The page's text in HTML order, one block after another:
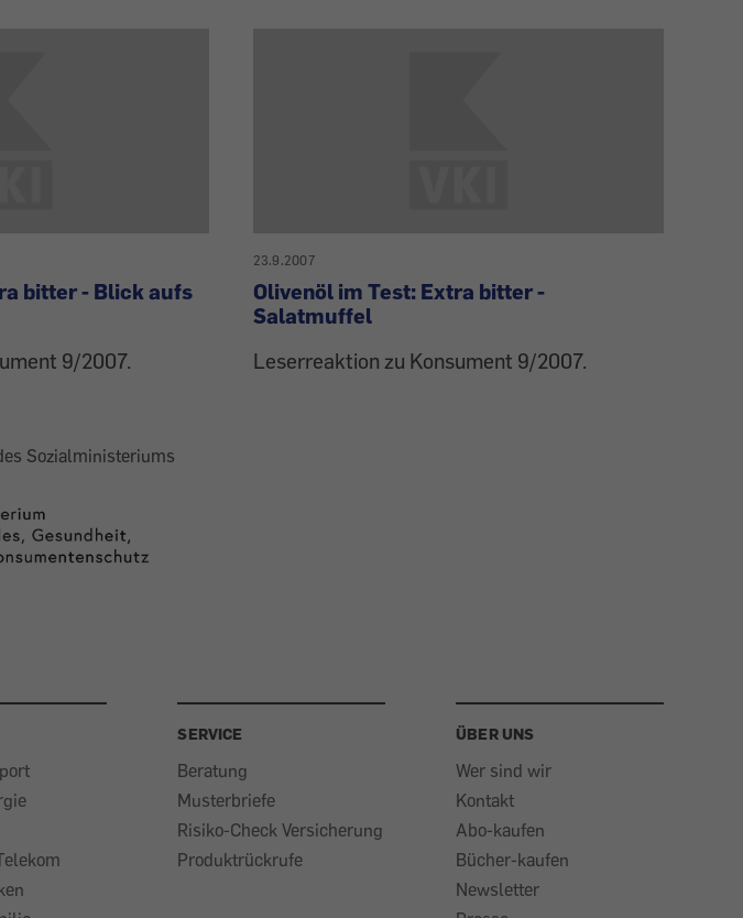
bitter - Blick aufs
9/2007.
23.9.2007
Olivenöl im Test: Extra bitter -
Salatmuffel
Leserreaktion zu Konsument 9/2007.
Sozialministeriums
SERVICE
Beratung
Musterbriefe
Risiko-Check Versicherung
Produktrückrufe
ÜBER UNS
Wer sind wir
Kontakt
Abo-kaufen
Bücher-kaufen
Newsletter